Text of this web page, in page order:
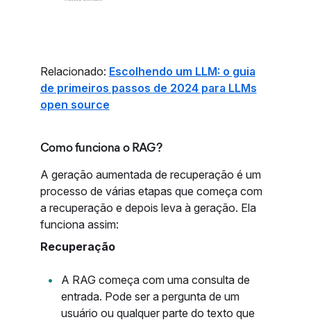
Relacionado: Escolhendo um LLM: o guia
de primeiros passos de 2024 para LLMs
open source
Como funciona o RAG?
A geração aumentada de recuperação é um
processo de várias etapas que começa com
a recuperação e depois leva à geração. Ela
funciona assim:
Recuperação
A RAG começa com uma consulta de
entrada. Pode ser a pergunta de um
usuário ou qualquer parte do texto que